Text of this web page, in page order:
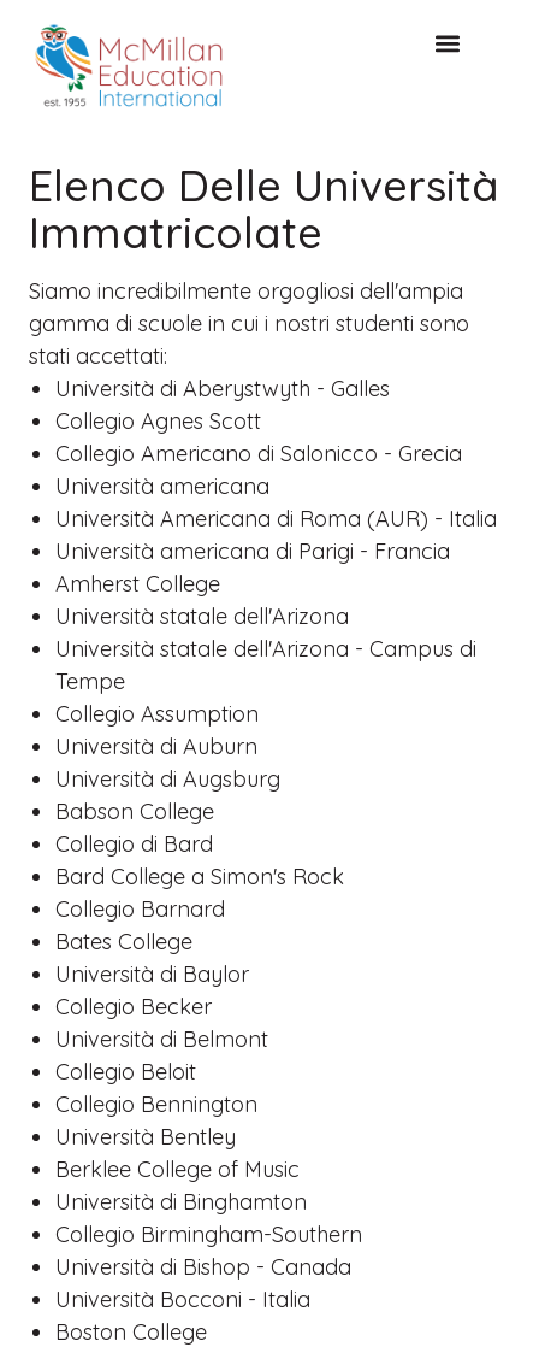
Elenco Delle Università
Immatricolate
Siamo incredibilmente orgogliosi dell'ampia
gamma di scuole in cui i nostri studenti sono
stati accettati:
Università di Aberystwyth - Galles
Collegio Agnes Scott
Collegio Americano di Salonicco - Grecia
Università americana
Università Americana di Roma (AUR) - Italia
Università americana di Parigi - Francia
Amherst College
Università statale dell'Arizona
Università statale dell'Arizona - Campus di
Tempe
Collegio Assumption
Università di Auburn
Università di Augsburg
Babson College
Collegio di Bard
Bard College a Simon's Rock
Collegio Barnard
Bates College
Università di Baylor
Collegio Becker
Università di Belmont
Collegio Beloit
Collegio Bennington
Università Bentley
Berklee College of Music
Università di Binghamton
Collegio Birmingham-Southern
Università di Bishop - Canada
Università Bocconi - Italia
Boston College